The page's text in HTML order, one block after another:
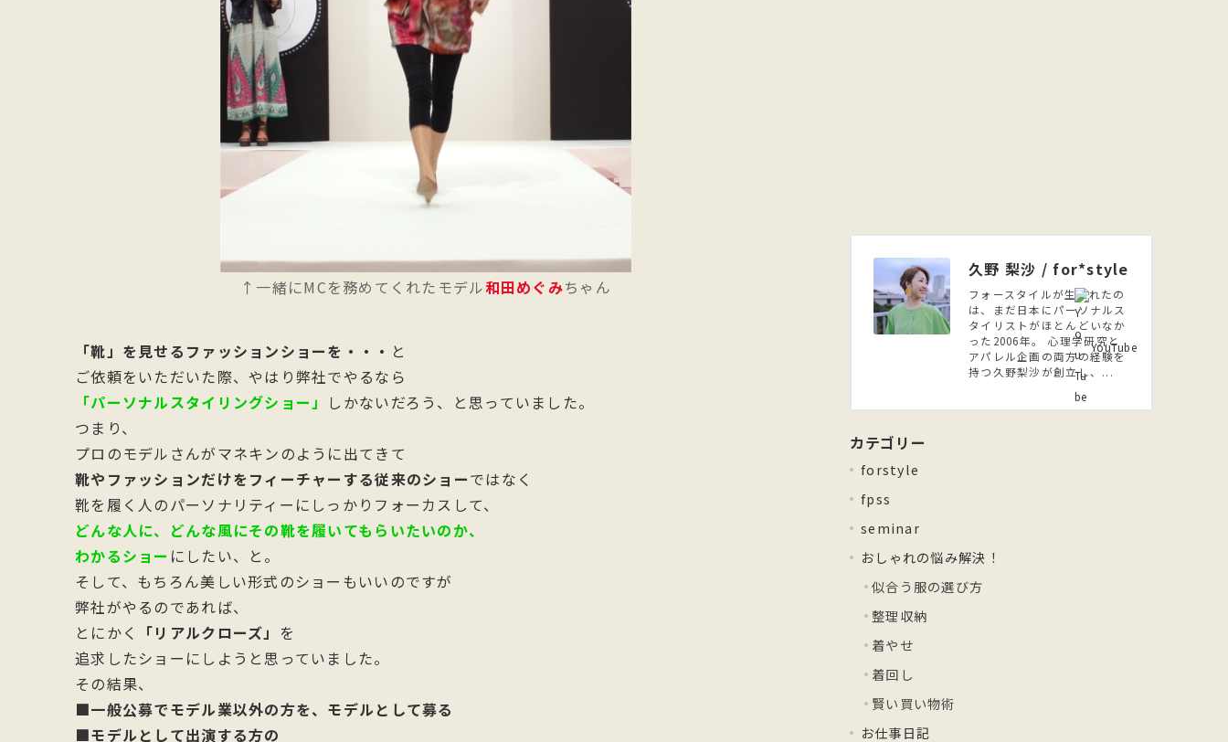
↑一緒にMCを務めてくれたモデル和田めぐみちゃん
「靴」を見せるファッションショーを・・・ と
ご依頼をいただいた際、やはり弊社でやるなら
「パーソナルスタイリングショー」
しかないだろう、と思っていました。
つまり、
プロのモデルさんがマネキンのように出てきて
靴やファッションだけをフィーチャーする従来のショーではなく
靴を履く人のパーソナリティーにしっかりフォーカスして、
どんな人に、どんな風にその靴を履いてもらいたいのか、
わかるショー にしたい、と。
そして、もちろん美しい形式のショーもいいのですが
弊社がやるのであれば、
とにかく
「リアルクローズ」 を
追求したショーにしようと思っていました。
その結果、
■一般公募でモデル業以外の方を、モデルとして募る
■モデルとして出演する方の
久野 梨沙 / for*style
フォースタイルが生まれたの
は、まだ日本にパーソナルス
タイリストがほとんどいなか
った2006年。 ⼼理学研究と
アパレル企画の両方の経験を
持つ久野梨沙が創立し、...
YouTube
カテゴリー
forstyle
fpss
seminar
おしゃれの悩み解決！
似合う服の選び方
整理収納
着やせ
着回し
賢い買い物術
お仕事日記